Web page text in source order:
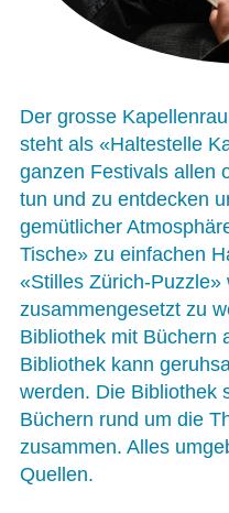
Der grosse
steht als «Haltestelle
ganzen Festivals allen
tun und zu entdecken
gemütlicher
Tische» zu einfachen
«Stilles Zürich-
zusammengesetzt zu
Bibliothek mit Büchern
Bibliothek kann
werden. Die Bibliothek
Büchern rund um die
zusammen. Alles
Quellen.